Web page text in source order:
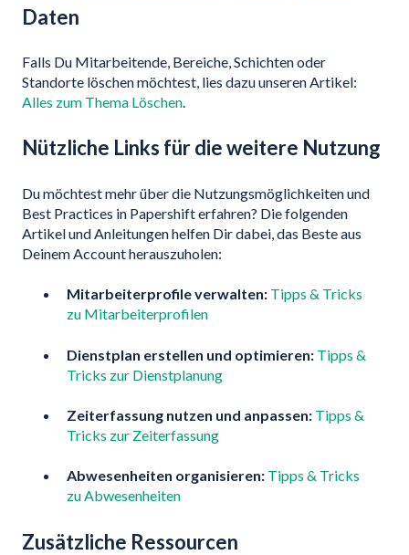
Daten
Falls Du Mitarbeitende, Bereiche, Schichten oder
Standorte löschen möchtest, lies dazu unseren Artikel:
Alles zum Thema Löschen.
Nützliche Links für die weitere Nutzung
Du möchtest mehr über die Nutzungsmöglichkeiten und
Best Practices in Papershift erfahren? Die folgenden
Artikel und Anleitungen helfen Dir dabei, das Beste aus
Deinem Account herauszuholen:
Mitarbeiterprofile verwalten: Tipps & Tricks
zu Mitarbeiterprofilen
Dienstplan erstellen und optimieren: Tipps &
Tricks zur Dienstplanung
Zeiterfassung nutzen und anpassen: Tipps &
Tricks zur Zeiterfassung
Abwesenheiten organisieren: Tipps & Tricks
zu Abwesenheiten
Zusätzliche Ressourcen